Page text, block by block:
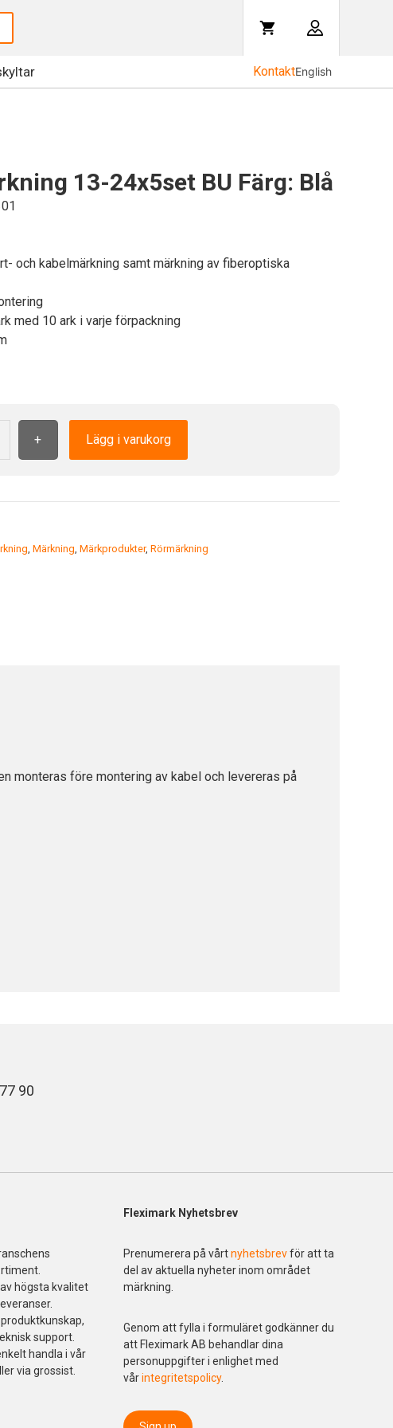
KontaktEnglish
13-24x5set BU Färg: Blå
och kabelmärkning samt märkning av fiberoptiska
med 10 ark i varje förpackning
+ Lägg i varukorg
, Märkning, Märkprodukter, Rörmärkning
monteras före montering av kabel och levereras på
90
högsta kvalitet
support.
handla i vår
via grossist.
Fleximark Nyhetsbrev
Prenumerera på vårtnyhetsbrevför att ta
del av aktuella nyheter inom området
märkning.
Genom att fylla i formuläret godkänner du
att Fleximark AB behandlar dina
personuppgifter i enlighet med
vårintegritetspolicy.